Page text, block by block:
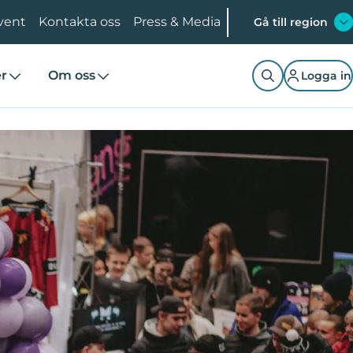
Kontakta oss Press & Media Gå till region
Om oss Logga in